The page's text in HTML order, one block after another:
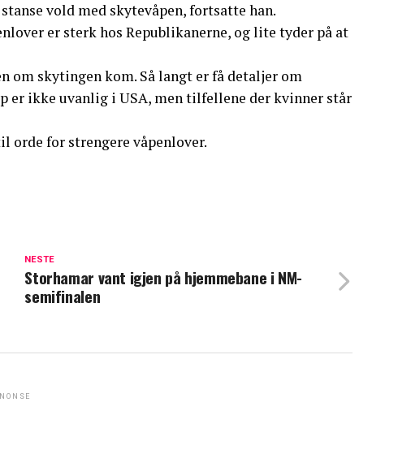
vold med skytevåpen, fortsatte han.
er sterk hos Republikanerne, og lite tyder på at
om skytingen kom. Så langt er få detaljer om
er ikke uvanlig i USA, men tilfellene der kvinner står
orde for strengere våpenlover.
NESTE
Storhamar vant igjen på hjemmebane i NM-
semifinalen